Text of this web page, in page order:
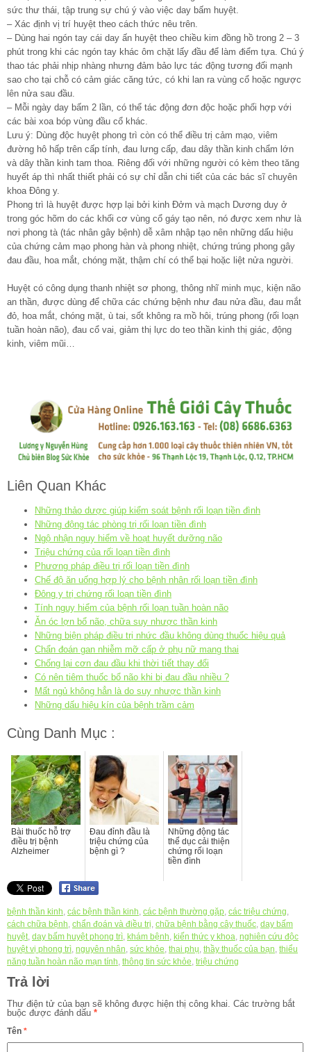
sức thư thái, tập trung sự chú ý vào việc day bấm huyệt.
– Xác định vị trí huyệt theo cách thức nêu trên.
– Dùng hai ngón tay cái day ấn huyệt theo chiều kim đồng hồ trong 2 – 3
phút trong khi các ngón tay khác ôm chặt lấy đầu để làm điểm tựa. Chú ý
thao tác phải nhịp nhàng nhưng đảm bảo lực tác động tương đối mạnh
sao cho tại chỗ có cảm giác căng tức, có khi lan ra vùng cổ hoặc ngược
lên nửa sau đầu.
– Mỗi ngày day bấm 2 lần, có thể tác động đơn độc hoặc phối hợp với
các bài xoa bóp vùng đầu cổ khác.
Lưu ý: Dùng độc huyệt phong trì còn có thể điều trị cảm mạo, viêm
đường hô hấp trên cấp tính, đau lưng cấp, đau dây thần kinh chẩm lớn
và dây thần kinh tam thoa. Riêng đối với những người có kèm theo tăng
huyết áp thì nhất thiết phải có sự chỉ dẫn chi tiết của các bác sĩ chuyên
khoa Đông y.
Phong trì là huyệt được hợp lại bởi kinh Đởm và mạch Dương duy ở
trong góc hõm do các khối cơ vùng cổ gáy tạo nên, nó được xem như là
nơi phong tà (tác nhân gây bệnh) dễ xâm nhập tạo nên những dấu hiệu
của chứng cảm mạo phong hàn và phong nhiệt, chứng trúng phong gây
đau đầu, hoa mắt, chóng mặt, thậm chí có thể bại hoặc liệt nửa người.
Huyệt có công dụng thanh nhiệt sơ phong, thông nhĩ minh mục, kiện não
an thần, được dùng để chữa các chứng bệnh như đau nửa đầu, đau mắt
đỏ, hoa mắt, chóng mặt, ù tai, sốt không ra mồ hôi, trúng phong (rối loạn
tuần hoàn não), đau cổ vai, giảm thị lực do teo thần kinh thị giác, động
kinh, viêm mũi…
Liên Quan Khác
Những thảo dược giúp kiểm soát bệnh rối loạn tiền đình
Những động tác phòng trị rối loạn tiền đình
Ngộ nhận nguy hiểm về hoạt huyết dưỡng não
Triệu chứng của rối loạn tiền đình
Phương pháp điều trị rối loạn tiền đình
Chế độ ăn uống hợp lý cho bệnh nhân rối loạn tiền đình
Đông y trị chứng rối loạn tiền đình
Tính nguy hiểm của bệnh rối loạn tuần hoàn não
Ăn óc lợn bổ não, chữa suy nhược thần kinh
Những biện pháp điều trị nhức đầu không dùng thuốc hiệu quả
Chẩn đoán gan nhiễm mỡ cấp ở phụ nữ mang thai
Chống lại cơn đau đầu khi thời tiết thay đổi
Có nên tiêm thuốc bổ não khi bị đau đầu nhiều ?
Mất ngủ không hẳn là do suy nhược thần kinh
Những dấu hiệu kín của bệnh trầm cảm
Cùng Danh Mục :
Bài thuốc hỗ trợ
điều trị bệnh
Alzheimer
Đau đỉnh đầu là
triệu chứng của
bệnh gì ?
Những động tác
thể dục cải thiện
chứng rối loạn
tiền đình
bệnh thần kinh, các bệnh thần kinh, các bệnh thường gặp, các triệu chứng,
cách chữa bệnh, chẩn đoán và điều trị, chữa bệnh bằng cây thuốc, day bấm
huyệt, day bấm huyệt phong trì, khám bệnh, kiến thức y khoa, nghiên cứu độc
huyệt vị phong trì, nguyên nhân, sức khỏe, thai phụ, thầy thuốc của bạn, thiểu
năng tuần hoàn não mạn tính, thông tin sức khỏe, triệu chứng
Trả lời
Thư điện tử của bạn sẽ không được hiện thị công khai. Các trường bắt
buộc được đánh dấu *
Tên *